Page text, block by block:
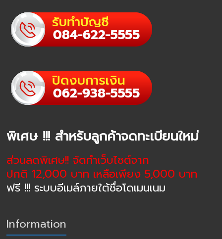
พิเศษ !!! สำหรับลูกค้าจดทะเบียนใหม่
ส่วนลดพิเศษ!! จัดทำเว็บไซต์จาก
ปกติ 12,000 บาท เหลือเพียง 5,000 บาท
ฟรี !!! ระบบอีเมล์ภายใต้ชื่อโดเมนเนม
Information